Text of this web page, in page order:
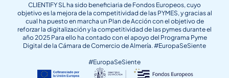
CLIENTIFY SL ha sido beneficiaria de Fondos Europeos, cuyo
objetivo es la mejora de la competitividad de las PYMES, y gracias al
cual ha puesto en marcha un Plan de Acción con el objetivo de
reforzar la digitalización y la competitividad de las pymes durante el
año 2025 Para ello ha contado con el apoyo del Programa Pyme
Digital de la Cámara de Comercio de Almería. #EuropaSeSiente
#EuropaSeSiente